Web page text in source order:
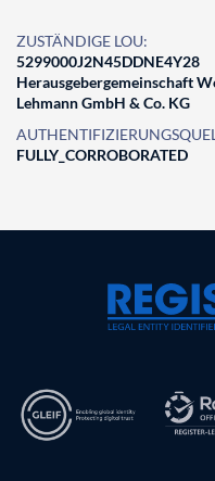
ZUSTÄNDIGE LOU:
5299000J2N45DDNE4Y28
Herausgebergemeinschaft
Lehmann GmbH & Co. KG
FULLY_CORROBORATED